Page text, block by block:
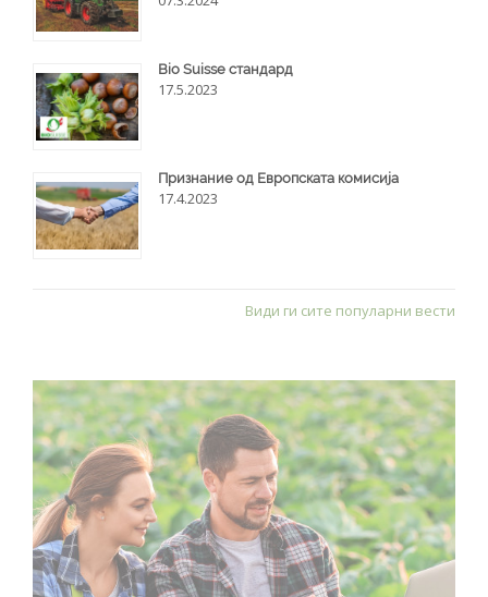
Bio Suisse стандард
17.5.2023
Признание од Европската комисија
17.4.2023
Види ги сите популарни вести